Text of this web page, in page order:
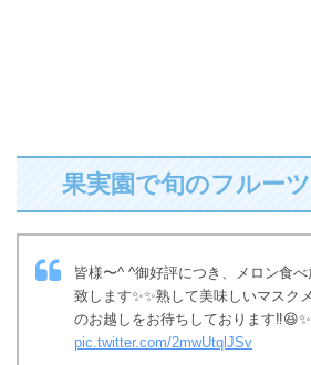
果実園で旬のフルー
皆様〜^ ^御好評につき、メロン食
致します✨✨熟して美味しいマスク
のお越しをお待ちしております
pic.twitter.com/2mwUtqlJSv